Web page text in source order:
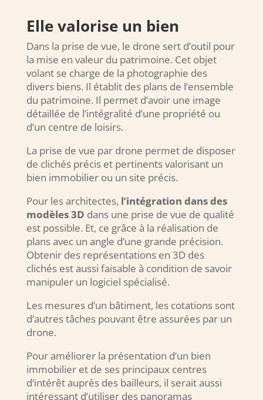
Elle valorise un bien
Dans la prise de vue, le drone sert d’outil pour
la mise en valeur du patrimoine. Cet objet
volant se charge de la photographie des
divers biens. Il établit des plans de l’ensemble
du patrimoine. Il permet d’avoir une image
détaillée de l’intégralité d’une propriété ou
d’un centre de loisirs.
La prise de vue par drone permet de disposer
de clichés précis et pertinents valorisant un
bien immobilier ou un site précis.
Pour les architectes, l’intégration dans des
modèles 3D dans une prise de vue de qualité
est possible. Et, ce grâce à la réalisation de
plans avec un angle d’une grande précision.
Obtenir des représentations en 3D des
clichés est aussi faisable à condition de savoir
manipuler un logiciel spécialisé.
Les mesures d’un bâtiment, les cotations sont
d’autres tâches pouvant être assurées par un
drone.
Pour améliorer la présentation d’un bien
immobilier et de ses principaux centres
d’intérêt auprès des bailleurs, il serait aussi
intéressant d’utiliser des panoramas